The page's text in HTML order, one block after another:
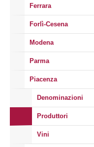
Ferrara
Forlì-Cesena
Modena
Parma
Piacenza
Denominazioni
Produttori
Vini